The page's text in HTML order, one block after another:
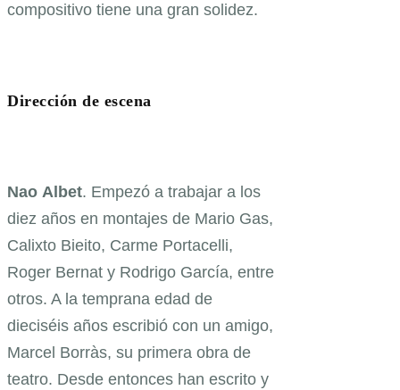
compositivo tiene una gran solidez.
Dirección de escena
Nao Albet. Empezó a trabajar a los
diez años en montajes de Mario Gas,
Calixto Bieito, Carme Portacelli,
Roger Bernat y Rodrigo García, entre
otros. A la temprana edad de
dieciséis años escribió con un amigo,
Marcel Borràs, su primera obra de
teatro. Desde entonces han escrito y